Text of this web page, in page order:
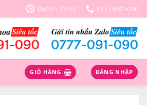
06:00 - 23:00 0777-091-090
GIỎ HÀNG ĐĂNG NHẬP